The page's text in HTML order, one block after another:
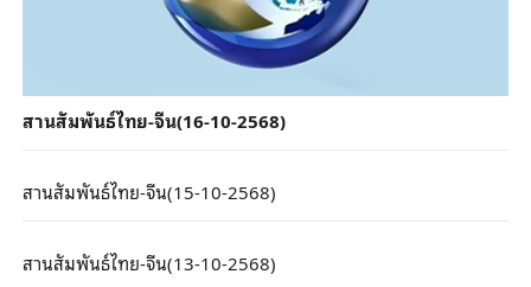
สานสัมพันธ์ไทย-จีน(16-10-2568)
สานสัมพันธ์ไทย-จีน(15-10-2568)
สานสัมพันธ์ไทย-จีน(13-10-2568)